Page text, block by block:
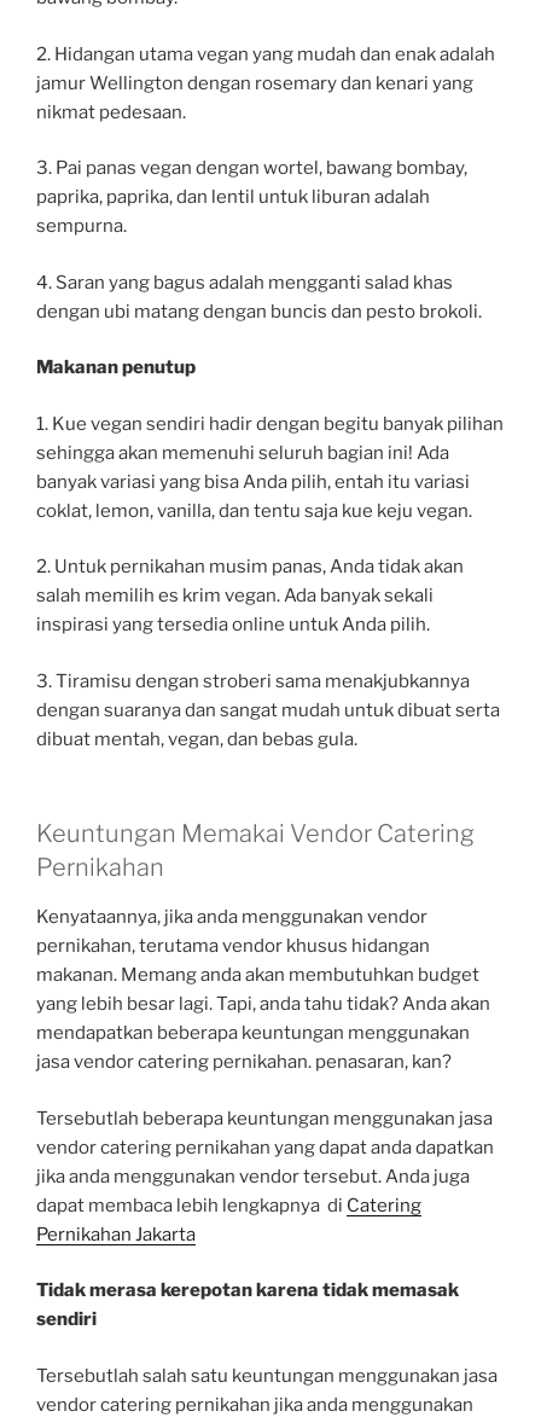
2. Hidangan utama vegan yang mudah dan enak adalah
jamur Wellington dengan rosemary dan kenari yang
nikmat pedesaan.
3. Pai panas vegan dengan wortel, bawang bombay,
paprika, paprika, dan lentil untuk liburan adalah
sempurna.
4. Saran yang bagus adalah mengganti salad khas
dengan ubi matang dengan buncis dan pesto brokoli.
Makanan penutup
1. Kue vegan sendiri hadir dengan begitu banyak pilihan
sehingga akan memenuhi seluruh bagian ini! Ada
banyak variasi yang bisa Anda pilih, entah itu variasi
coklat, lemon, vanilla, dan tentu saja kue keju vegan.
2. Untuk pernikahan musim panas, Anda tidak akan
salah memilih es krim vegan. Ada banyak sekali
inspirasi yang tersedia online untuk Anda pilih.
3. Tiramisu dengan stroberi sama menakjubkannya
dengan suaranya dan sangat mudah untuk dibuat serta
dibuat mentah, vegan, dan bebas gula.
Keuntungan Memakai Vendor Catering
Pernikahan
Kenyataannya, jika anda menggunakan vendor
pernikahan, terutama vendor khusus hidangan
makanan. Memang anda akan membutuhkan budget
yang lebih besar lagi. Tapi, anda tahu tidak? Anda akan
mendapatkan beberapa keuntungan menggunakan
jasa vendor catering pernikahan. penasaran, kan?
Tersebutlah beberapa keuntungan menggunakan jasa
vendor catering pernikahan yang dapat anda dapatkan
jika anda menggunakan vendor tersebut. Anda juga
dapat membaca lebih lengkapnya di Catering
Pernikahan Jakarta
Tidak merasa kerepotan karena tidak memasak
sendiri
Tersebutlah salah satu keuntungan menggunakan jasa
vendor catering pernikahan jika anda menggunakan